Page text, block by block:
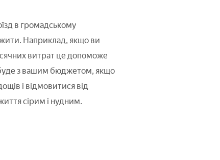
в громадському
Наприклад, якщо ви
витрат це допоможе
буде з вашим бюджетом, якщо
і відмовитися від
сірим і нудним.